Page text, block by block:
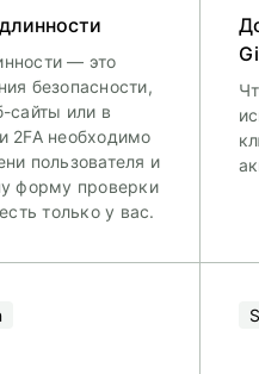
— это
безопасности,
сайты или в
2FA необходимо
пользователя и
форму проверки
только у вас.